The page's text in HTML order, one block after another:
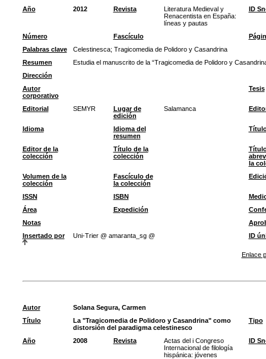
Año 2012 Revista
Literatura Medieval y
Renacentista en España:
líneas y pautas
ID
Número Fascículo
Palabras clave
Celestinesca; Tragicomedia de Polidoro y Casandrina
Resumen
Estudia el manuscrito de la “Tragicomedia de Polidoro y
Dirección
Autor
corporativo
Tesis
Editorial SEMYR
Lugar de
edición
Salamanca
Idioma
Idioma del
resumen
Editor de la
colección
Título de la
colección
la
Volumen de la
colección
Fascículo de
la colección
ISSN ISBN
Área
Expedición
Notas
Insertado por
Uni-Trier @ amaranta_sg @ ID
Enlace
Autor
Solana Segura, Carmen
Título
La "Tragicomedia de Polidoro y Casandrina" como
distorsión del paradigma celestinesco
Tipo
Año 2008 Revista
Actas del i Congreso
Internacional de filología
hispánica: jóvenes
ID